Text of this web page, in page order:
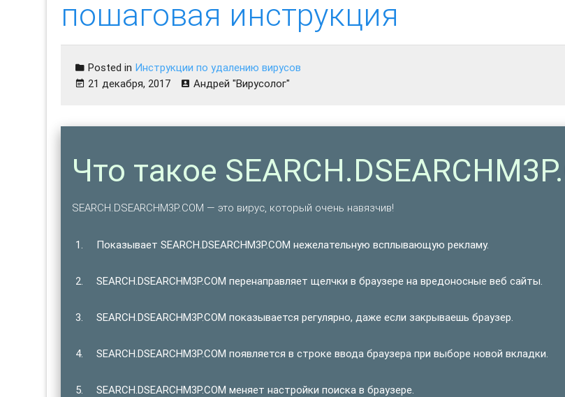
пошаговая инструкция
Posted in Инструкции по удалению вирусов
21 декабря, 2017
Андрей "Вирусолог"
Что такое
SEARCH.DSEARCHM3P.COM — это вирус, который очень навязчив!
Показывает SEARCH.DSEARCHM3P.COM нежелательную всплывающую рекламу.
SEARCH.DSEARCHM3P.COM перенаправляет щелчки в браузере на вредоносные веб сайты.
SEARCH.DSEARCHM3P.COM показывается регулярно, даже если закрываешь браузер.
SEARCH.DSEARCHM3P.COM появляется в строке ввода браузера при выборе новой вкладки.
SEARCH.DSEARCHM3P.COM меняет настройки поиска в браузере.